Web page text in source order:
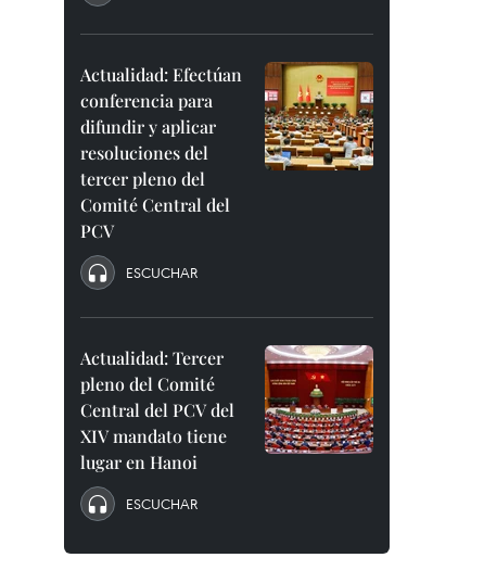
Actualidad: Efectúan
conferencia para
difundir y aplicar
resoluciones del
tercer pleno del
Comité Central del
PCV
ESCUCHAR
Actualidad: Tercer
pleno del Comité
Central del PCV del
XIV mandato tiene
lugar en Hanoi
ESCUCHAR